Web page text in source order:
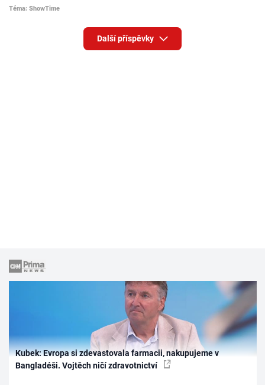
Téma: ShowTime
Další příspěvky
Kubek: Evropa si zdevastovala farmacii, nakupujeme v
Bangladéši. Vojtěch ničí zdravotnictví